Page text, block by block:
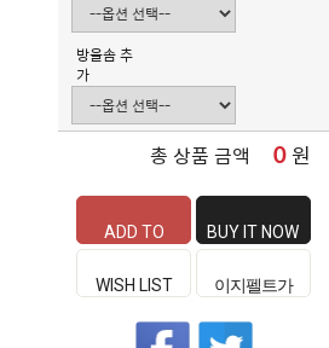
방울솜 추
가
총 상품 금액 0원
ADD TO
CART
BUY IT NOW
WISH LIST 이지펠트가
좋은 이유